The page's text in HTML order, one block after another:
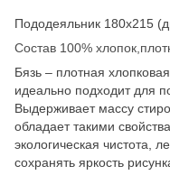
Пододеяльник 180х215
Состав 100%
Бязь – плотная
идеально подходит для
Выдерживает массу
обладает такими
экологическая чистота,
сохранять яркость